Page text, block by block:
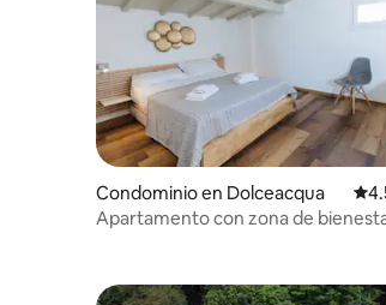
Condominio en Dolceacqua
Apartamento con zona de